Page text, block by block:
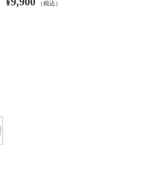
（税込）